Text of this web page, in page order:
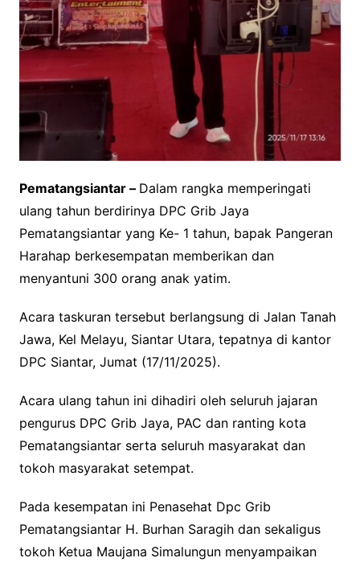
Pematangsiantar – Dalam rangka memperingati
ulang tahun berdirinya DPC Grib Jaya
Pematangsiantar yang Ke- 1 tahun, bapak Pangeran
Harahap berkesempatan memberikan dan
menyantuni 300 orang anak yatim.
Acara taskuran tersebut berlangsung di Jalan Tanah
Jawa, Kel Melayu, Siantar Utara, tepatnya di kantor
DPC Siantar, Jumat (17/11/2025).
Acara ulang tahun ini dihadiri oleh seluruh jajaran
pengurus DPC Grib Jaya, PAC dan ranting kota
Pematangsiantar serta seluruh masyarakat dan
tokoh masyarakat setempat.
Pada kesempatan ini Penasehat Dpc Grib
Pematangsiantar H. Burhan Saragih dan sekaligus
tokoh Ketua Maujana Simalungun menyampaikan